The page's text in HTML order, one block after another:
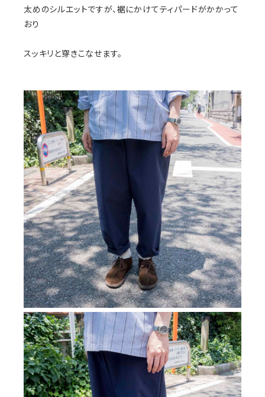
太めのシルエットですが、裾にかけてティパードがかかって
おり
スッキリと穿きこなせます。